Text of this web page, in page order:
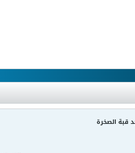
قبة الصخرة